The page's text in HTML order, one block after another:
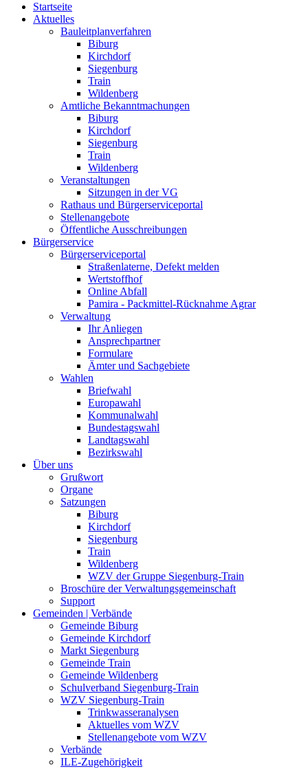
Startseite
Aktuelles
Bauleitplanverfahren
Biburg
Kirchdorf
Siegenburg
Train
Wildenberg
Amtliche Bekanntmachungen
Biburg
Kirchdorf
Siegenburg
Train
Wildenberg
Veranstaltungen
Sitzungen in der VG
Rathaus und Bürgerserviceportal
Stellenangebote
Öffentliche Ausschreibungen
Bürgerservice
Bürgerserviceportal
Straßenlaterne, Defekt melden
Wertstoffhof
Online Abfall
Pamira - Packmittel-Rücknahme Agrar
Verwaltung
Ihr Anliegen
Ansprechpartner
Formulare
Ämter und Sachgebiete
Wahlen
Briefwahl
Europawahl
Kommunalwahl
Bundestagswahl
Landtagswahl
Bezirkswahl
Über uns
Grußwort
Organe
Satzungen
Biburg
Kirchdorf
Siegenburg
Train
Wildenberg
WZV der Gruppe Siegenburg-Train
Broschüre der Verwaltungsgemeinschaft
Support
Gemeinden | Verbände
Gemeinde Biburg
Gemeinde Kirchdorf
Markt Siegenburg
Gemeinde Train
Gemeinde Wildenberg
Schulverband Siegenburg-Train
WZV Siegenburg-Train
Trinkwasseranalysen
Aktuelles vom WZV
Stellenangebote vom WZV
Verbände
ILE-Zugehörigkeit